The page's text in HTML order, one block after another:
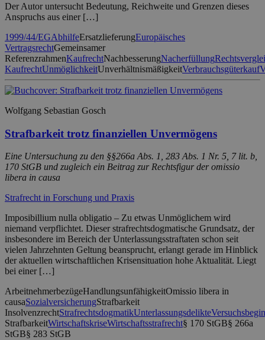
Der Autor untersucht Bedeutung, Reichweite und Grenzen dieses
Anspruchs aus einer […]
1999/44/EGAbhilfeErsatzlieferungEuropäisches
VertragsrechtGemeinsamer
ReferenzrahmenKaufrechtNachbesserungNacherfüllung
KaufrechtUnmöglichkeitUnverhältnismäßigkeitVerbrauchsgüterkauf
Wolfgang Sebastian Gosch
Strafbarkeit trotz finanziellen Unvermögens
Eine Untersuchung zu den §§266a Abs. 1, 283 Abs. 1 Nr. 5, 7 lit. b,
170 StGB und zugleich ein Beitrag zur Rechtsfigur der omissio
libera in causa
Strafrecht in Forschung und Praxis
Imposibillium nulla obligatio – Zu etwas Unmöglichem wird
niemand verpflichtet. Dieser strafrechtsdogmatische Grundsatz, der
insbesondere im Bereich der Unterlassungsstraftaten schon seit
vielen Jahrzehnten Geltung beansprucht, erlangt gerade im Hinblick
der aktuellen wirtschaftlichen Krisensituation hohe Aktualität. Liegt
bei einer […]
ArbeitnehmerbezügeHandlungsunfähigkeitOmissio libera in
causaSozialversicherungStrafbarkeit
InsolvenzrechtStrafrechtsdogmatikUnterlassungsdelikte
StrafbarkeitWirtschaftskriseWirtschaftsstrafrecht§ 170 StGB§ 266a
StGB§ 283 StGB